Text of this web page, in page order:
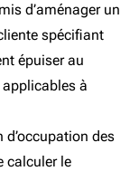
d’aménager un
spécifiant
épuiser au
à
des
calculer le